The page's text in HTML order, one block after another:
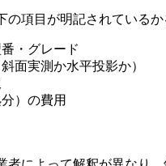
の項目が明記されているか
・グレード
面実測か水平投影か）
）の費用